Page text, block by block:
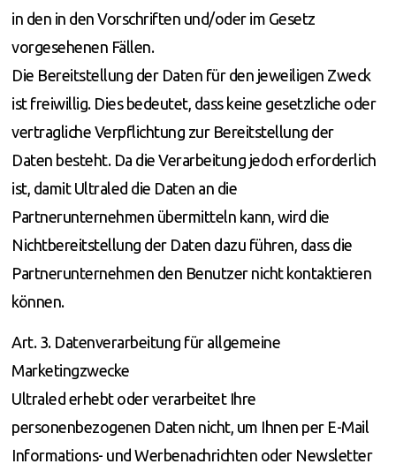
in den in den Vorschriften und/oder im Gesetz
vorgesehenen Fällen.
Die Bereitstellung der Daten für den jeweiligen Zweck
ist freiwillig. Dies bedeutet, dass keine gesetzliche oder
vertragliche Verpflichtung zur Bereitstellung der
Daten besteht. Da die Verarbeitung jedoch erforderlich
ist, damit Ultraled die Daten an die
Partnerunternehmen übermitteln kann, wird die
Nichtbereitstellung der Daten dazu führen, dass die
Partnerunternehmen den Benutzer nicht kontaktieren
können.
Art. 3. Datenverarbeitung für allgemeine
Marketingzwecke
Ultraled erhebt oder verarbeitet Ihre
personenbezogenen Daten nicht, um Ihnen per E-Mail
Informations- und Werbenachrichten oder Newsletter